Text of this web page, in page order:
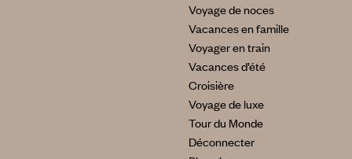
Voyage de noces
Vacances en famille
Voyager en train
Vacances d’été
Croisière
Voyage de luxe
Tour du Monde
Déconnecter